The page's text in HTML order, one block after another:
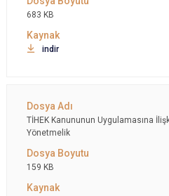
683 KB
indir
TİHEK Kanununun Uygulamasına
Yönetmelik
159 KB